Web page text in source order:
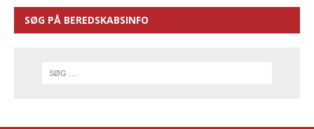
SØG PÅ BEREDSKABSINFO